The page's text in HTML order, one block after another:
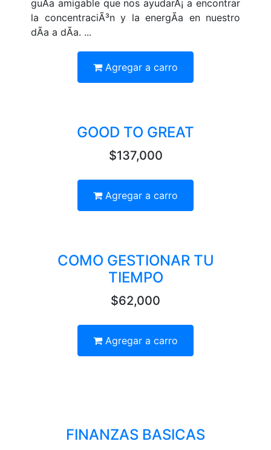
guÃ­a amigable que nos ayudarÃ¡ a encontrar
la concentraciÃ³n y la energÃ­a en nuestro
dÃ­a a dÃ­a. ...
Agregar a carro
GOOD TO GREAT
$137,000
Agregar a carro
COMO GESTIONAR TU
TIEMPO
$62,000
Agregar a carro
FINANZAS BASICAS